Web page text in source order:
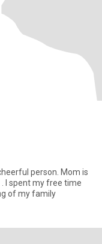
person. Mom is
I spent my free time
of my family